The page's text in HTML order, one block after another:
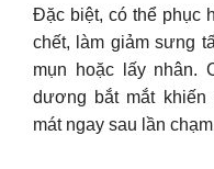
Đặc biệt, có thể phục
chết, làm giảm sưng
mụn hoặc lấy nhân.
dương bắt mắt
mát ngay sau lần